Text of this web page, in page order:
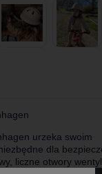
urzeka swoim
dla
liczne otwory